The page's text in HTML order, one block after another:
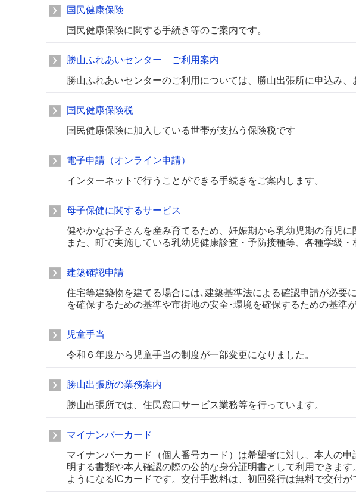
国民健康保険
国民健康保険に関する手続き等のご案内です。
勝山ふれあいセンター ご利用案内
勝山ふれあいセンターのご利用については、勝山出張所に申込み、
国民健康保険税
国民健康保険に加入している世帯が支払う保険税です
電子申請（オンライン申請）
インターネットで行うことができる手続きをご案内します。
母子保健に関するサービス
健やかなお子さんを産み育てるため、妊娠期から乳幼児期の育児に
また、町で実施している乳幼児健康診査・予防接種等、各種学級
建築確認申請
住宅等建築物を建てる場合には､建築基準法による確認申請が必要
を確保するための基準や市街地の安全･環境を確保するための基準
児童手当
令和６年度から児童手当の制度が一部変更になりました。
勝山出張所の業務案内
勝山出張所では、住民窓口サービス業務等を行っています。
マイナンバーカード
マイナンバーカード（個人番号カード）は希望者に対し、本人の
明する書類や本人確認の際の公的な身分証明書として利用できま
ようになるICカードです。交付手数料は、初回発行は無料で交付が